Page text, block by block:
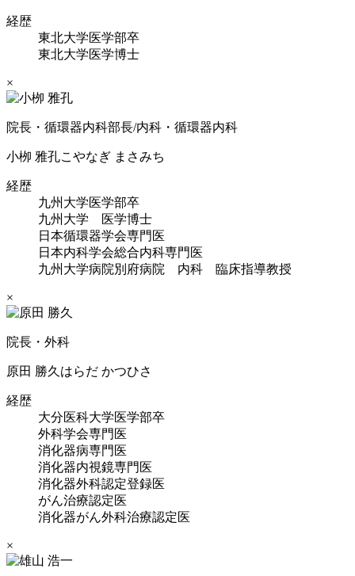
経歴
東北大学医学部卒
東北大学医学博士
×
院長・循環器内科部長/内科・循環器内科
小栁 雅孔こやなぎ まさみち
経歴
九州大学医学部卒
九州大学 医学博士
日本循環器学会専門医
日本内科学会総合内科専門医
九州大学病院別府病院 内科 臨床指導教授
×
院長・外科
原田 勝久 はらだ かつひさ
経歴
大分医科大学医学部卒
外科学会専門医
消化器病専門医
消化器内視鏡専門医
消化器外科認定登録医
がん治療認定医
消化器がん外科治療認定医
×